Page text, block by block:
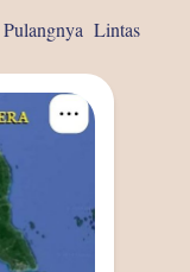
Lintas